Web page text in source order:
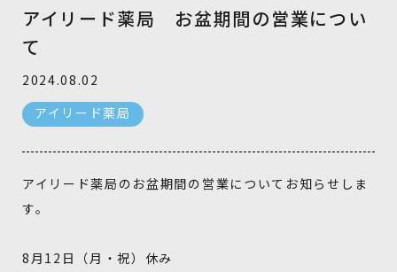
アイリード薬局 お盆期間の営業につい
て
2024.08.02
アイリード薬局
アイリード薬局のお盆期間の営業についてお知らせしま
す。
8月12日（月・祝）休み